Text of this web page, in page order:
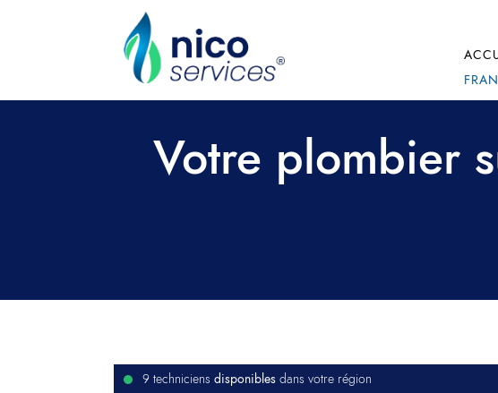
Votre plombier
9 techniciensdisponibles dans votre région